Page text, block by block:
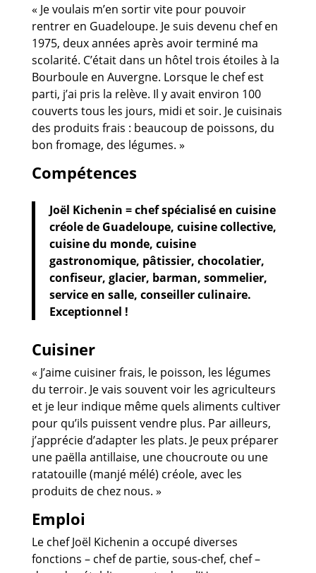
« Je voulais m’en sortir vite pour pouvoir
rentrer en Guadeloupe. Je suis devenu chef en
1975, deux années après avoir terminé ma
scolarité. C’était dans un hôtel trois étoiles à la
Bourboule en Auvergne. Lorsque le chef est
parti, j’ai pris la relève. Il y avait environ 100
couverts tous les jours, midi et soir. Je cuisinais
des produits frais : beaucoup de poissons, du
bon fromage, des légumes. »
Compétences
Joël Kichenin = chef spécialisé en cuisine
créole de Guadeloupe, cuisine collective,
cuisine du monde, cuisine
gastronomique, pâtissier, chocolatier,
confiseur, glacier, barman, sommelier,
service en salle, conseiller culinaire.
Exceptionnel !
Cuisiner
« J’aime cuisiner frais, le poisson, les légumes
du terroir. Je vais souvent voir les agriculteurs
et je leur indique même quels aliments cultiver
pour qu’ils puissent vendre plus. Par ailleurs,
j’apprécie d’adapter les plats. Je peux préparer
une paëlla antillaise, une choucroute ou une
ratatouille (manjé mélé) créole, avec les
produits de chez nous. »
Emploi
Le chef Joël Kichenin a occupé diverses
fonctions – chef de partie, sous-chef, chef –